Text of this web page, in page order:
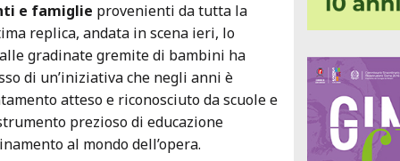
e famiglie provenienti da tutta la
replica, andata in scena ieri, lo
gradinate gremite di bambini ha
di un’iniziativa che negli anni è
atteso e riconosciuto da scuole e
prezioso di educazione
al mondo dell’opera.